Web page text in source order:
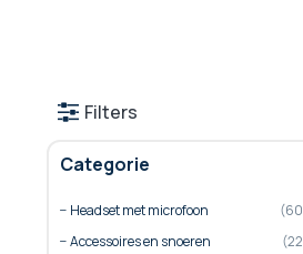
Filters
Categorie
Headset met microfoon
Accessoires en snoeren